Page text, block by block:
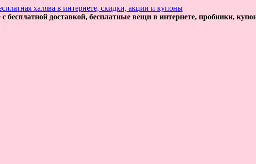
бесплатной доставкой, бесплатные вещи в интернете, пробники,